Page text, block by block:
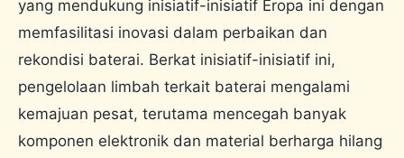
yang mendukung inisiatif-inisiatif Eropa ini dengan
memfasilitasi inovasi dalam perbaikan dan
rekondisi baterai. Berkat inisiatif-inisiatif ini,
pengelolaan limbah terkait baterai mengalami
kemajuan pesat, terutama mencegah banyak
komponen elektronik dan material berharga hilang